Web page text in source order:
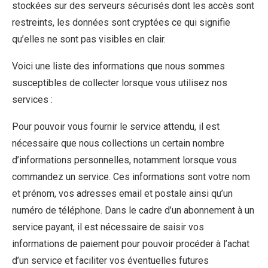
stockées sur des serveurs sécurisés dont les accès sont
restreints, les données sont cryptées ce qui signifie
qu’elles ne sont pas visibles en clair.
Voici une liste des informations que nous sommes
susceptibles de collecter lorsque vous utilisez nos
services :
Pour pouvoir vous fournir le service attendu, il est
nécessaire que nous collections un certain nombre
d’informations personnelles, notamment lorsque vous
commandez un service. Ces informations sont votre nom
et prénom, vos adresses email et postale ainsi qu’un
numéro de téléphone. Dans le cadre d’un abonnement à un
service payant, il est nécessaire de saisir vos
informations de paiement pour pouvoir procéder à l’achat
d’un service et faciliter vos éventuelles futures